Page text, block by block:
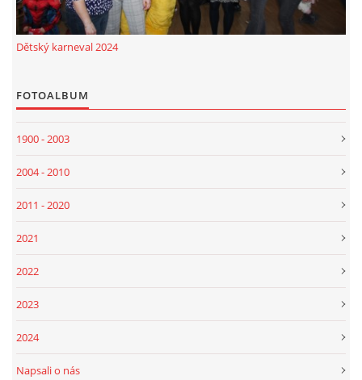
Dětský karneval 2024
FOTOALBUM
1900 - 2003
2004 - 2010
2011 - 2020
2021
2022
2023
2024
Napsali o nás